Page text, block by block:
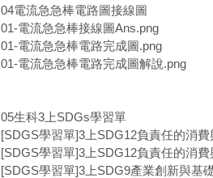
04電流急急棒電路圖接線圖
01-電流急急棒接線圖Ans.png
01-電流急急棒電路完成圖.png
01-電流急急棒電路完成圖解說.png
05生科3上SDGs學習單
[SDGS學習單]3上SDG12負責任的消
[SDGS學習單]3上SDG12負責任的消
[SDGS學習單]3上SDG9產業創新與基